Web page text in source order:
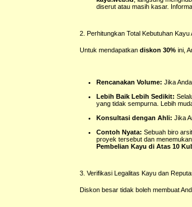
diserut atau masih kasar.
2. Perhitungkan Total Kebutuhan Kayu
Untuk mendapatkandiskon 30% ini,
Rencanakan Volume: Jika
Lebih Baik Lebih Sedikit:
yang tidak sempurna. Lebih
Konsultasi dengan Ahli: Jika
Contoh Nyata: Sebuah biro
proyek tersebut dan
Pembelian Kayu di Atas 10
3. Verifikasi Legalitas Kayu dan
Diskon besar tidak boleh membuat